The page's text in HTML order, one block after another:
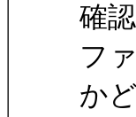
確
フ
か